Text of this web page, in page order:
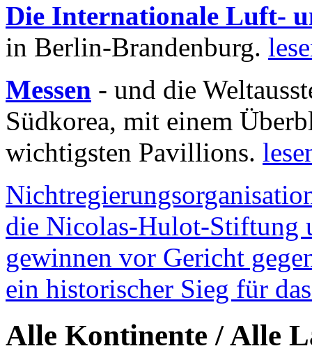
Die Internationale Luft-
in Berlin-Brandenburg.
Messen - und die
Südkorea, mit einem
wichtigsten Pavillions.
die Nicolas-Hulot-Stiftung
gewinnen vor Gericht
ein historischer Sieg für
Alle Kontinente / Alle